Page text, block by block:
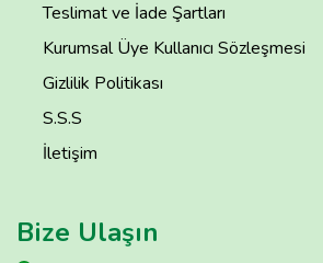
Teslimat ve İade Şartları
Kurumsal Üye Kullanıcı Sözleşmesi
Gizlilik Politikası
S.S.S
İletişim
Bize Ulaşın